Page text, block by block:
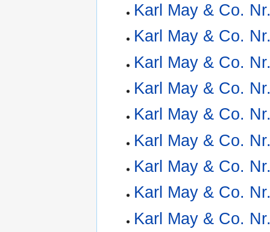
Karl May & Co.
Karl May & Co.
Karl May & Co.
Karl May & Co.
Karl May & Co.
Karl May & Co.
Karl May & Co.
Karl May & Co.
Karl May & Co.